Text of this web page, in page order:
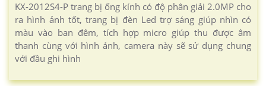
KX-2012S4-P trang bị ống kính có độ phân giải 2.0MP cho
ra hình ảnh tốt, trang bị đèn Led trợ sáng giúp nhìn có
màu vào ban đêm, tích hợp micro giúp thu được âm
thanh cùng với hình ảnh, camera này sẽ sử dụng chung
với đầu ghi hình